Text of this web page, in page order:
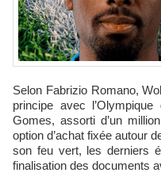
Selon Fabrizio Romano, Wolverhampton a trouvé un accord de
principe avec
Gomes, assorti d’un
option d’achat fixée autour
son feu vert, les derniers
finalisation des documents